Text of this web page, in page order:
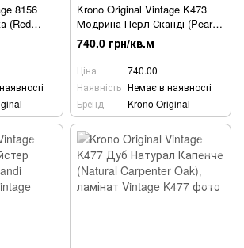
8156
(Red
Krono Original Vintage K473
Модрина Перл Сканді (Pearl
Scandi Larch), ламінат
740.0 грн/кв.м
Ціна
740.00
Наявність Немає в наявності
Бренд
Krono Original